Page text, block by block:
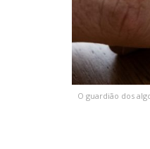
O guardião dos